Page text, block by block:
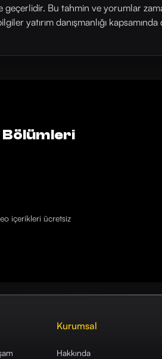
geçerlidir. Bu tahmin ve yorumlar
yatırım danışmanlığı
Bölümleri
içerikleri ücretsiz
Kurumsal
Hakkında